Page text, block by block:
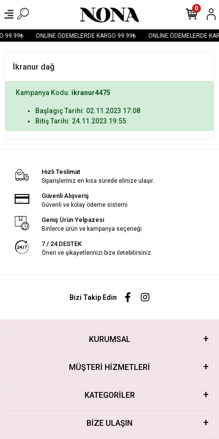
99.99₺ ONLİNE ÖDEMELERDE KARGO 99.99₺ ONLİNE ÖDEMELERDE
0
İkranur dağ
Kampanya Kodu: ikranur4475
Başlagıç Tarihi: 02.11.2023 17:08
Bitiş Tarihi: 24.11.2023 19:55
Hızlı Teslimat
Siparişleriniz en kısa sürede elinize ulaşır.
Güvenli Alışveriş
Güvenli ve kolay ödeme sistemi
Geniş Ürün Yelpazesi
Binlerce ürün ve kampanya seçeneği
7 / 24 DESTEK
Öneri ve şikayetlerinizi bize iletebilirsiniz.
Bizi Takip Edin
KURUMSAL
MÜŞTERİ HİZMETLERİ
KATEGORİLER
BİZE ULAŞIN